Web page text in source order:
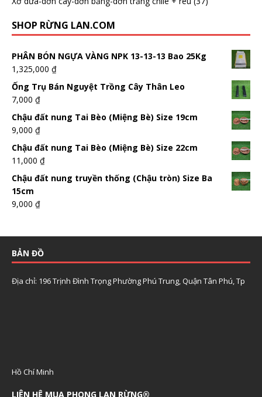
SHOP RỪNG LAN.COM
PHÂN BÓN NGỰA VÀNG NPK 13-13-13 Bao 25Kg
1,325,000 ₫
Ống Trụ Bán Nguyệt Trồng Cây Thân Leo
7,000 ₫
Chậu đất nung Tai Bèo (Miệng Bè) Size 19cm
9,000 ₫
Chậu đất nung Tai Bèo (Miệng Bè) Size 22cm
11,000 ₫
Chậu đất nung truyền thống (Chậu tròn) Size Ba
15cm
9,000 ₫
BẢN ĐỒ
Địa chỉ: 196 Trịnh Đình Trọng Phường Phú Trung, Quận Tân Phú, Tp
Hồ Chí Minh
LIÊN HỆ MUA PHONG LAN RỪNG®